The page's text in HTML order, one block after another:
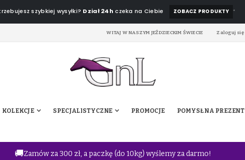
szybkiej wysyłki? Dział 24h czeka na Ciebie ZOBACZ PRODUKTY *
WITAJ W NASZYM JEŹDZIECKIM ŚWIECIE Zaloguj się
KOLEKCJE SPECJALISTYCZNE PROMOCJE POMYSŁ NA PREZENT
🚚Zamów za 300 zł, a paczkę (do 10kg) wyślemy za darmo!